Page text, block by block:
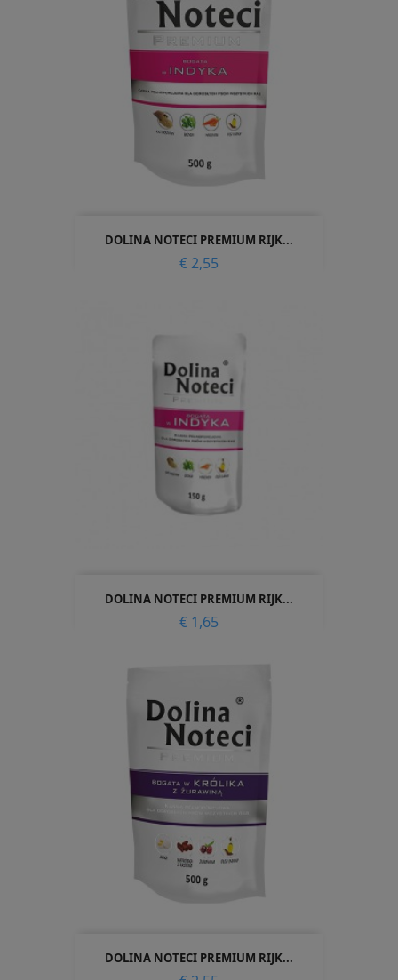
DOLINA NOTECI PREMIUM RIJK...
Prijs
€ 2,55
DOLINA NOTECI PREMIUM RIJK...
Prijs
€ 1,65
DOLINA NOTECI PREMIUM RIJK...